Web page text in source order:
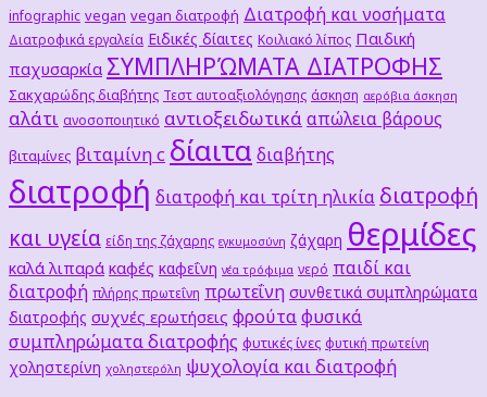
infographic vegan vegan διατροφή Διατροφή και νοσήματα
Διατροφικά εργαλεία Ειδικές δίαιτες Κοιλιακό λίπος Παιδική
παχυσαρκία ΣΥΜΠΛΗΡΏΜΑΤΑ ΔΙΑΤΡΟΦΗΣ
Σακχαρώδης διαβήτης Τεστ αυτοαξιολόγησης άσκηση αερόβια άσκηση
αλάτι ανοσοποιητικό αντιοξειδωτικά απώλεια βάρους
βιταμίνες βιταμίνη c δίαιτα διαβήτης
διατροφή διατροφή και τρίτη ηλικία διατροφή
και υγεία είδη της ζάχαρης εγκυμοσύνη ζάχαρη θερμίδες
καλά λιπαρά καφές καφεΐνη νέα τρόφιμα νερό παιδί και
διατροφή πλήρης πρωτεΐνη πρωτεΐνη συνθετικά συμπληρώματα
διατροφής συχνές ερωτήσεις φρούταφυσικά
συμπληρώματα διατροφής φυτικές ίνες φυτική πρωτείνη
χοληστερίνη χοληστερόλη ψυχολογία και διατροφή